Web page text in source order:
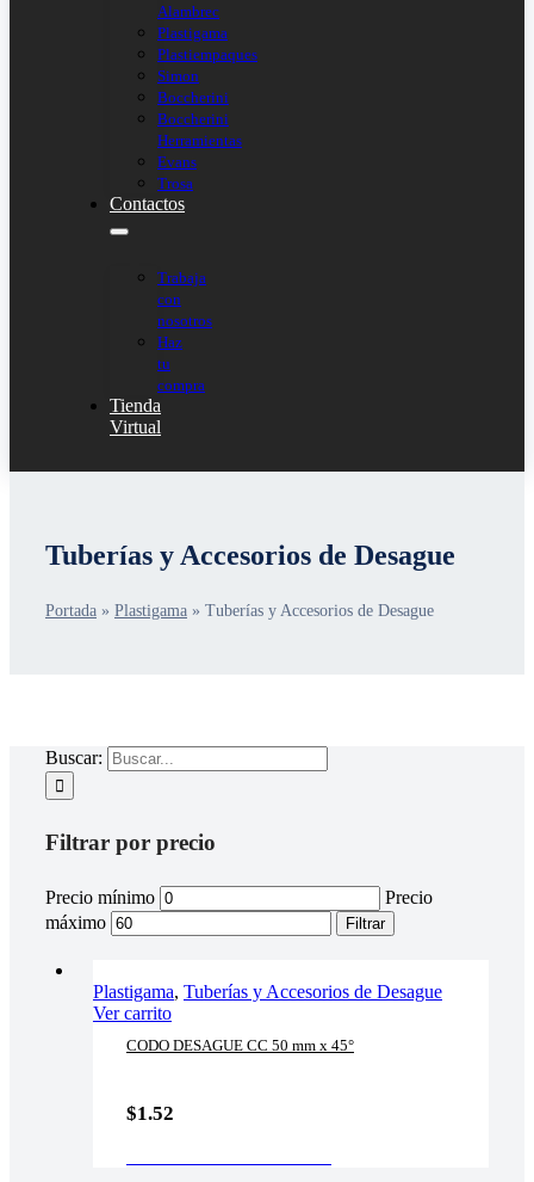
Alambrec
Plastigama
Plastiempaques
Simon
Boccherini
Boccherini
Herramientas
Evans
Trosa
Contactos
Trabaja
con
nosotros
Haz
tu
compra
Tienda
Virtual
Tuberías y Accesorios de Desague
Portada» Plastigama» Tuberías y Accesorios de Desague
Buscar:
Filtrar por precio
Precio mínimo
Precio
máximo
Filtrar
Plastigama, Tuberías y Accesorios de Desague
Ver carrito
CODO DESAGUE CC 50 mm x 45°
$1.52